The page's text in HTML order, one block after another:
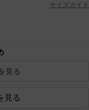
サイズガイド
見る
見る